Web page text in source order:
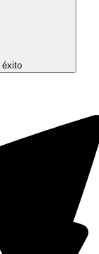
éxito